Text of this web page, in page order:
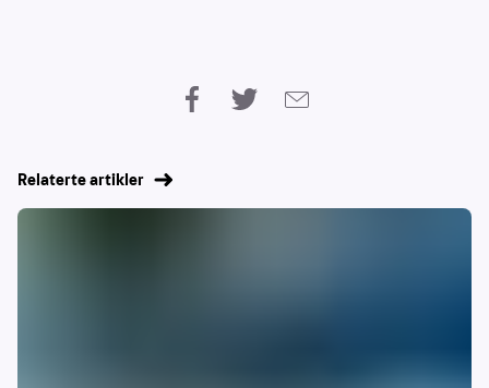
Relaterte artikler